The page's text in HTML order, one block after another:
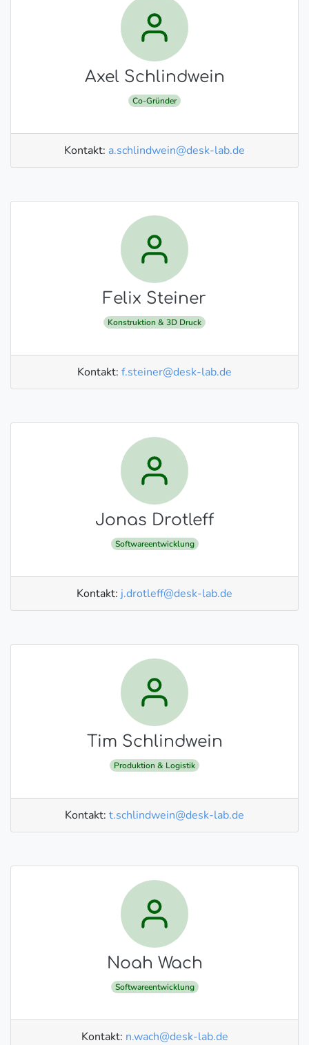
Axel Schlindwein
Co-Gründer
Kontakt: a.schlindwein@desk-lab.de
Felix Steiner
Konstruktion & 3D Druck
Kontakt: f.steiner@desk-lab.de
Jonas Drotleff
Softwareentwicklung
Kontakt: j.drotleff@desk-lab.de
Tim Schlindwein
Produktion & Logistik
Kontakt: t.schlindwein@desk-lab.de
Noah Wach
Softwareentwicklung
Kontakt: n.wach@desk-lab.de